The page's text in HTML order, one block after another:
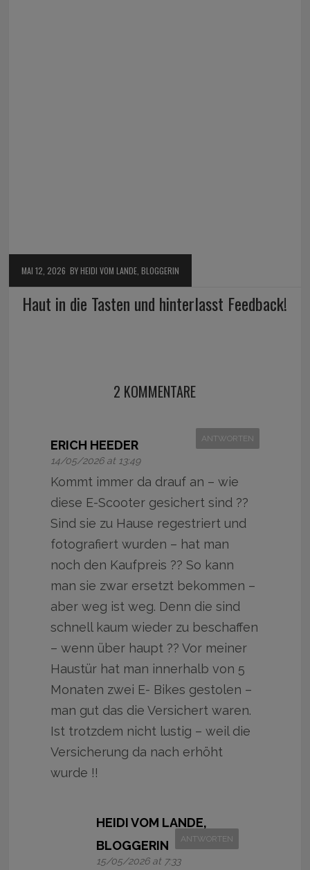
MAI 12, 2026 BY HEIDI VOM LANDE, BLOGGERIN
Haut in die Tasten und hinterlasst Feedback!
2 KOMMENTARE
ERICH HEEDER
14/05/2026 at 13:49
ANTWORTEN
Kommt immer da drauf an – wie
diese E-Scooter gesichert sind ??
Sind sie zu Hause regestriert und
fotografiert wurden – hat man
noch den Kaufpreis ?? So kann
man sie zwar ersetzt bekommen –
aber weg ist weg. Denn die sind
schnell kaum wieder zu beschaffen
– wenn über haupt ?? Vor meiner
Haustür hat man innerhalb von 5
Monaten zwei E- Bikes gestolen –
man gut das die Versichert waren.
Ist trotzdem nicht lustig – weil die
Versicherung da nach erhöht
wurde !!
HEIDI VOM LANDE,
BLOGGERIN
15/05/2026 at 7:33
ANTWORTEN